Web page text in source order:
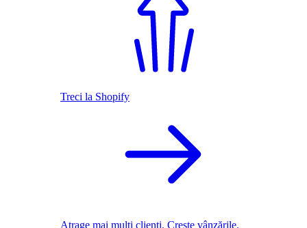
Treci la Shopify
Atrage mai mulți clienți. Crește vânzările.